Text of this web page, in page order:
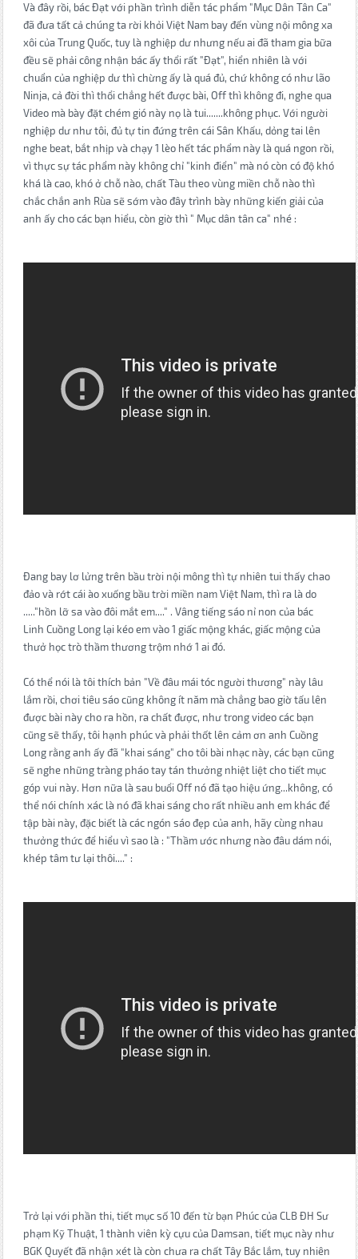
Và đây rồi, bác Đạt với phần trình diễn tác phẩm "Mục Dân Tân Ca"
đã đưa tất cả chúng ta rời khỏi Việt Nam bay đến vùng nội mông xa
xôi của Trung Quốc, tuy là nghiệp dư nhưng nếu ai đã tham gia bữa
đều sẽ phải công nhận bác ấy thổi rất "Đạt", hiển nhiên là với
chuẩn của nghiệp dư thì chừng ấy là quá đủ, chứ không có như lão
Ninja, cả đời thì thổi chẳng hết được bài, Off thì không đi, nghe qua
Video mà bày đặt chém gió này nọ là tui.......không phục. Với người
nghiệp dư như tôi, đủ tự tin đứng trên cái Sân Khấu, dỏng tai lên
nghe beat, bắt nhịp và chạy 1 lèo hết tác phẩm này là quá ngon rồi,
vì thực sự tác phẩm này không chỉ "kinh điển" mà nó còn có độ khó
khá là cao, khó ở chỗ nào, chất Tàu theo vùng miền chỗ nào thì
chắc chắn anh Rùa sẽ sớm vào đây trình bày những kiến giải của
anh ấy cho các bạn hiểu, còn giờ thì " Mục dân tân ca" nhé :
Đang bay lơ lửng trên bầu trời nội mông thì tự nhiên tui thấy chao
đảo và rớt cái ào xuống bầu trời miền nam Việt Nam, thì ra là do
....."hồn lỡ sa vào đôi mắt em...." . Vâng tiếng sáo nỉ non của bác
Linh Cuồng Long lại kéo em vào 1 giấc mộng khác, giấc mộng của
thưở học trò thầm thương trộm nhớ 1 ai đó.
Có thể nói là tôi thích bản "Về đâu mái tóc người thương" này lâu
lắm rồi, chơi tiêu sáo cũng không ít năm mà chẳng bao giờ tấu lên
được bài này cho ra hồn, ra chất được, như trong video các bạn
cũng sẽ thấy, tôi hạnh phúc và phải thốt lên cảm ơn anh Cuồng
Long rằng anh ấy đã "khai sáng" cho tôi bài nhạc này, các bạn cũng
sẽ nghe những tràng pháo tay tán thưởng nhiệt liệt cho tiết mục
góp vui này. Hơn nữa là sau buổi Off nó đã tạo hiệu ứng...không, có
thể nói chính xác là nó đã khai sáng cho rất nhiều anh em khác để
tập bài này, đặc biết là các ngón sáo đẹp của anh, hãy cùng nhau
thưởng thức để hiểu vì sao là : "Thầm ước nhưng nào đâu dám nói,
khép tâm tư lại thôi...." :
Trở lại với phần thi, tiết mục số 10 đến từ bạn Phúc của CLB ĐH Sư
phạm Kỹ Thuật, 1 thành viên kỳ cựu của Damsan, tiết mục này như
BGK Quyết đã nhận xét là còn chưa ra chất Tây Bắc lắm, tuy nhiên